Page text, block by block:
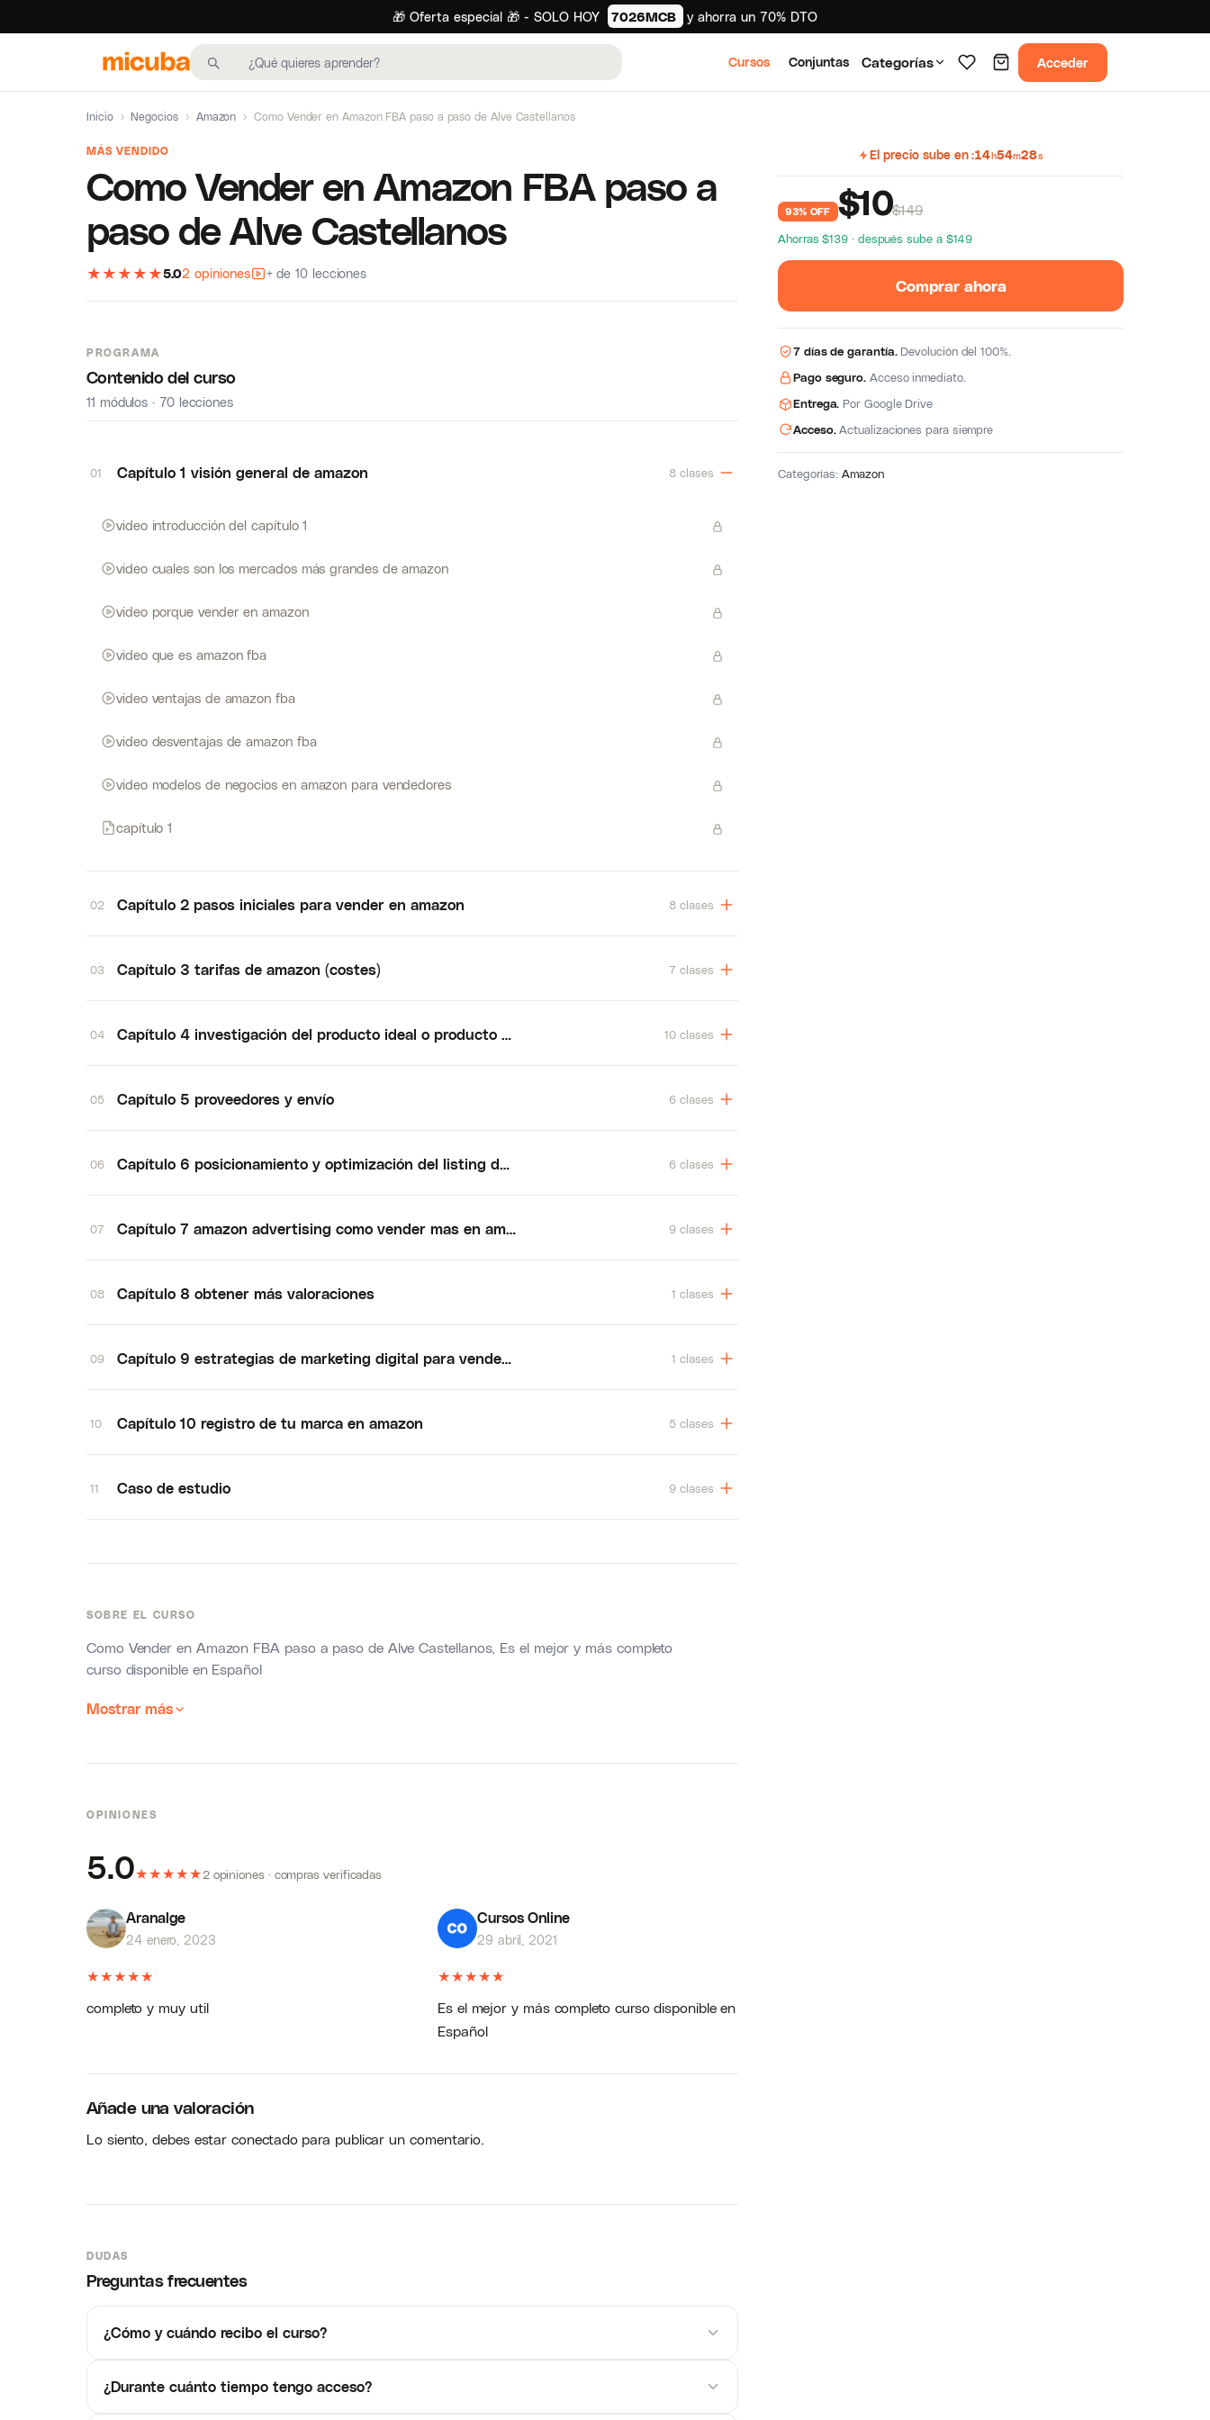
🎁 Oferta especial 🎁 - SOLO HOY 7026MCB y ahorra un 70% DTO
Cursos Conjuntas Categorías Acceder
Inicio › Negocios › Amazon › Como Vender en Amazon FBA paso a paso de Alve Castellanos
MÁS VENDIDO
Como Vender en Amazon FBA paso a
paso de Alve Castellanos
★ ★ ★ ★ ★5.02 opiniones + de 10 lecciones
SOBRE EL CURSO
Como Vender en Amazon FBA paso a paso de Alve Castellanos, Es el mejor y más completo
curso disponible en Español
Mostrar más
PROGRAMA
Contenido del curso
11 módulos · 70 lecciones
01 Capítulo 1 visión general de amazon 8 clases
video introducción del capítulo 1
video cuales son los mercados más grandes de amazon
video porque vender en amazon
video que es amazon fba
video ventajas de amazon fba
video desventajas de amazon fba
video modelos de negocios en amazon para vendedores
capítulo 1
02 Capítulo 2 pasos iniciales para vender en amazon 8 clases
03 Capítulo 3 tarifas de amazon (costes) 7 clases
04 Capítulo 4 investigación del producto ideal o producto ya disponible 10 clases
05 Capítulo 5 proveedores y envío 6 clases
06 Capítulo 6 posicionamiento y optimización del listing del producto 6 clases
07 Capítulo 7 amazon advertising como vender mas en amazon 9 clases
08 Capítulo 8 obtener más valoraciones 1 clases
09 Capítulo 9 estrategias de marketing digital para vender más 1 clases
10 Capítulo 10 registro de tu marca en amazon 5 clases
11 Caso de estudio 9 clases
OPINIONES
5.0★★★★★2 opiniones · compras verificadas
Aranalge
24 enero, 2023
★★★★★
completo y muy util
Cursos Online
29 abril, 2021
★★★★★
Es el mejor y más completo curso disponible en
Español
Añade una valoración
Lo siento, debes estarconectadopara publicar un comentario.
DUDAS
Preguntas frecuentes
¿Cómo y cuándo recibo el curso?
¿Durante cuánto tiempo tengo acceso?
El precio sube en 14h54m27s
93% OFF $10$149
Ahorras $139 · después sube a $149
Comprar ahora
7 días de garantía.Devolución del 100%.
Pago seguro. Acceso inmediato.
Entrega. Por Google Drive
Acceso.Actualizaciones para siempre
Categorías:Amazon